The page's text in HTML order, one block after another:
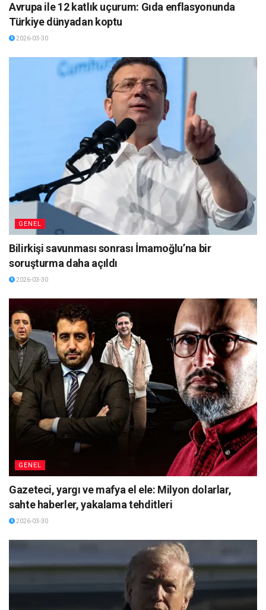
Avrupa ile 12 katlık uçurum: Gıda enflasyonunda
Türkiye dünyadan koptu
2026-03-30
GENEL
Bilirkişi savunması sonrası İmamoğlu’na bir
soruşturma daha açıldı
2026-03-30
GENEL
Gazeteci, yargı ve mafya el ele: Milyon dolarlar,
sahte haberler, yakalama tehditleri
2026-03-30